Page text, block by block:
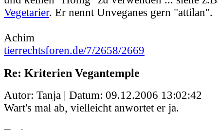
Vegetarier. Er nennt Unveganes gern "attilan".
Achim
tierrechtsforen.de/7/2658/2669
Re: Kriterien Vegantemple
Autor: Tanja | Datum: 09.12.2006 13:02:42
Wart's mal ab, vielleicht anwortet er ja.